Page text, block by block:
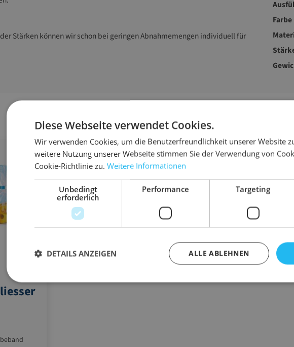
Stärken können wir schon bei geringen Abnahmemengen individuell für
Farbe
Zubehör-Artikel
Diese Webseite verwendet Cookies.
Wir verwenden Cookies, um die Benutzerfreundlichkeit unserer Website
weitere Nutzung unserer Webseite stimmen Sie der Verwendung von
Cookie-Richtlinie zu. Weitere Informationen
Unbedingt
erforderlich
Performance Targeting
ALLE ABLEHNEN
DETAILS ANZEIGEN